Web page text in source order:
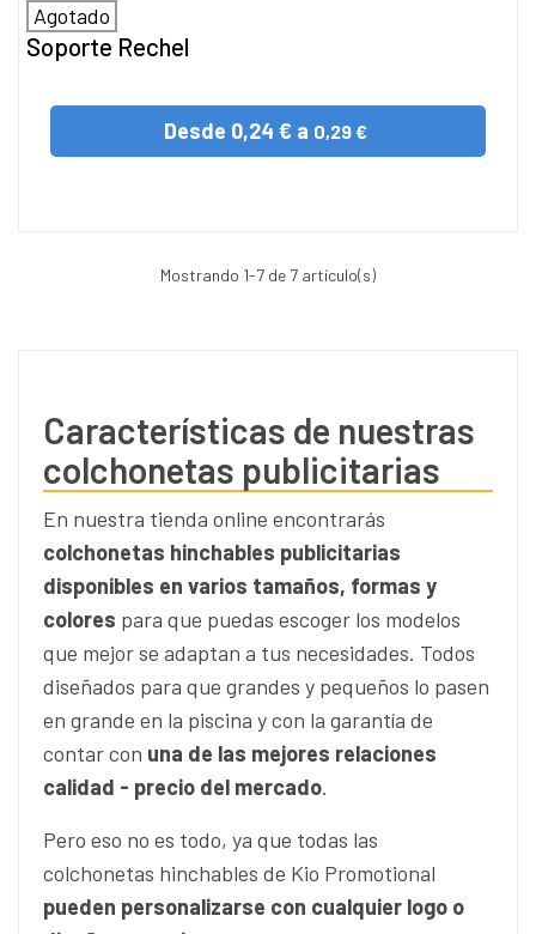
Agotado
Soporte Rechel
Desde 0,24 € a 0,29 €
Mostrando 1-7 de 7 artículo(s)
Características de nuestras
colchonetas publicitarias
En nuestra tienda online encontrarás
colchonetas hinchables publicitarias
disponibles en varios tamaños, formas y
colores para que puedas escoger los modelos
que mejor se adaptan a tus necesidades. Todos
diseñados para que grandes y pequeños lo pasen
en grande en la piscina y con la garantía de
contar con una de las mejores relaciones
calidad - precio del mercado.
Pero eso no es todo, ya que todas las
colchonetas hinchables de Kio Promotional
pueden personalizarse con cualquier logo o